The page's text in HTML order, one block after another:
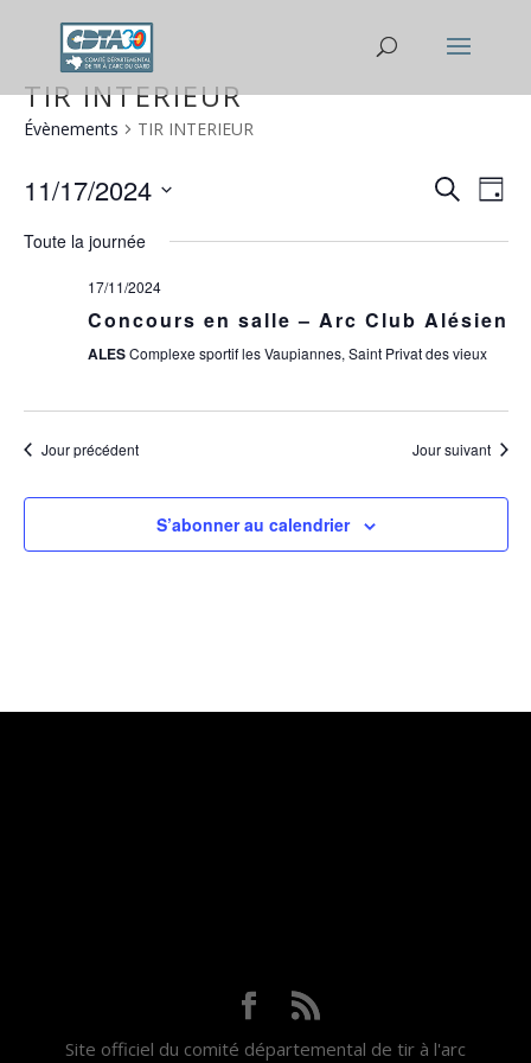
TIR INTERIEUR
Évènements TIR INTERIEUR
vues
Recherche
Jour
11/17/2024
une
Toute la journée
17/11/2024
Concours en salle – Arc Club Alésien
ALESComplexe sportif les Vaupiannes, Saint Privat des vieux
Jour précédent Jour suivant
S’abonner au calendrier
Site officiel du comité départemental de tir à l'arc